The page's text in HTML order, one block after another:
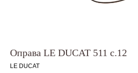
Оправа LE DUCAT 511 c.12
LE DUCAT